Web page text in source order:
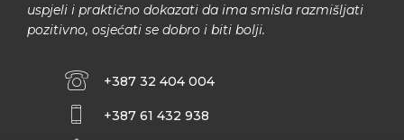
uspjeli i praktično dokazati da ima smisla razmišljati
pozitivno, osjećati se dobro i biti bolji.
+387 32 404 004
+387 61 432 938